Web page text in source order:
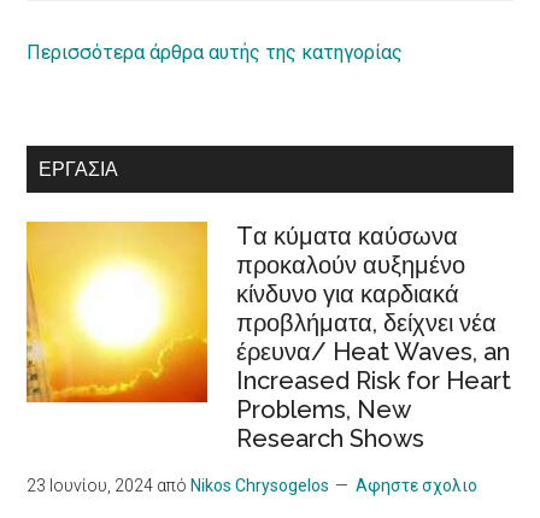
της
στην
Φροντίδας
/Recognition
of
cooperatives
in
the
European
Care
Strategy
Περισσότερα άρθρα αυτής της κατηγορίας
ΕΡΓΑΣΊΑ
Tα κύματα καύσωνα
προκαλούν αυξημένο
κίνδυνο για καρδιακά
προβλήματα, δείχνει νέα
έρευνα/ Heat Waves, an
Increased Risk for Heart
Problems, New
Research Shows
23 Ιουνίου, 2024 από Nikos Chrysogelos Αφηστε σχολιο